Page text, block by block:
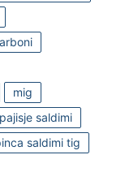
mig
pajisje saldimi
saldimi tig